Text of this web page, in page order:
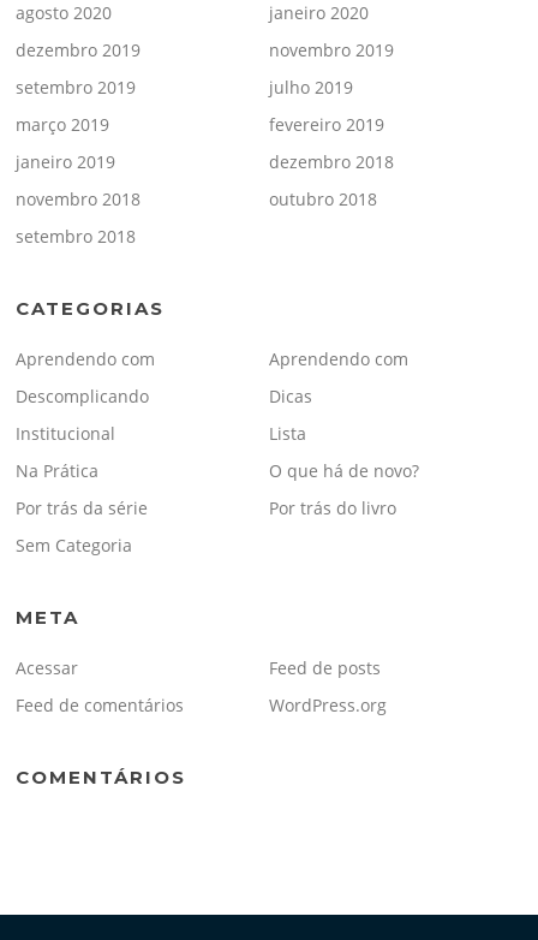
agosto 2020
janeiro 2020
dezembro 2019
novembro 2019
setembro 2019
julho 2019
março 2019
fevereiro 2019
janeiro 2019
dezembro 2018
novembro 2018
outubro 2018
setembro 2018
CATEGORIAS
Aprendendo com
Aprendendo com
Descomplicando
Dicas
Institucional
Lista
Na Prática
O que há de novo?
Por trás da série
Por trás do livro
Sem Categoria
META
Acessar
Feed de posts
Feed de comentários
WordPress.org
COMENTÁRIOS